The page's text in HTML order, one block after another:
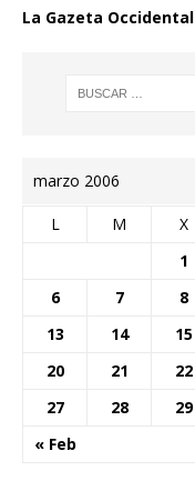
La Gazeta Occidental
marzo 2006
L M X
« Feb
1
6
7 8
13
14 15
20
21 22
27
28 29